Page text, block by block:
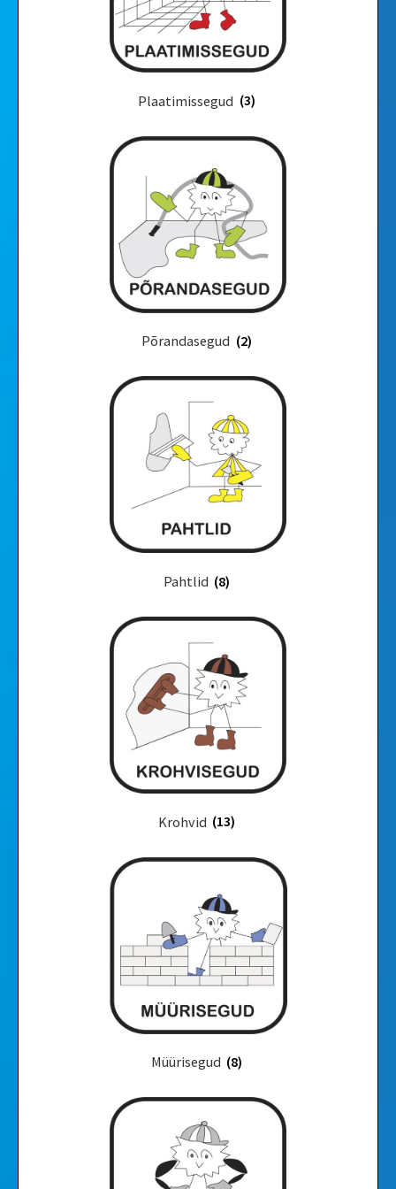
Plaatimissegud (3)
Põrandasegud (2)
Pahtlid (8)
Krohvid (13)
Müürisegud (8)